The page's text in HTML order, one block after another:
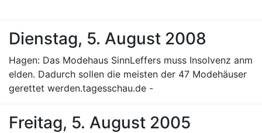
Dienstag, 5. August 2008
Hagen: Das Modehaus SinnLeffers muss Insolvenz anm
elden. Dadurch sollen die meisten der 47 Modehäuser
gerettet werden.tagesschau.de -
Freitag, 5. August 2005